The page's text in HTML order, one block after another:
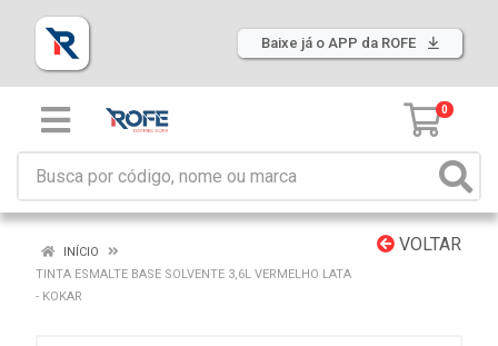
Baixe já o APP da ROFE
0
VOLTAR
INÍCIO
TINTA ESMALTE BASE SOLVENTE 3,6L VERMELHO LATA
- KOKAR